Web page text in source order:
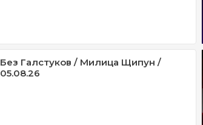
Без Галстуков / Милица Щипун /
05.08.26